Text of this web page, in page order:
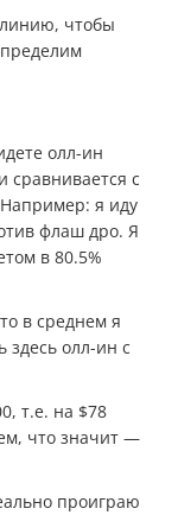
чтобы
олл-ин
сравнивается с
я иду
флаш дро. Я
в 80.5%
в среднем я
здесь олл-ин с
т.е. на $78
что значит —
проиграю